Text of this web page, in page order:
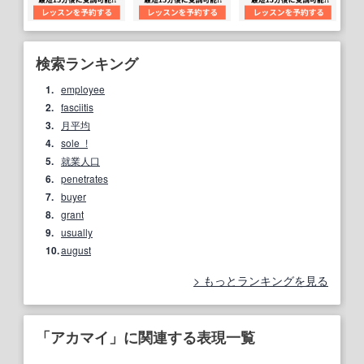
検索ランキング
1. employee
2. fasciitis
3. 月平均
4. sole_!
5. 就業人口
6. penetrates
7. buyer
8. grant
9. usually
10.august
もっとランキングを見る
「アカマイ」に関連する表現一覧